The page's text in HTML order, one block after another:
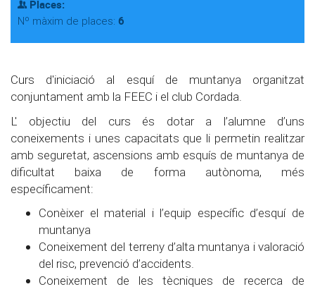
Places:
Nº màxim de places: 6
Curs d'iniciació al esquí de muntanya organitzat
conjuntament amb la FEEC i el club Cordada.
L' objectiu del curs és dotar a l’alumne d’uns
coneixements i unes capacitats que li permetin realitzar
amb seguretat, ascensions amb esquís de muntanya de
dificultat baixa de forma autònoma, més
específicament:
Conèixer el material i l’equip específic d’esquí de
muntanya
Coneixement del terreny d’alta muntanya i valoració
del risc, prevenció d’accidents.
Coneixement de les tècniques de recerca de